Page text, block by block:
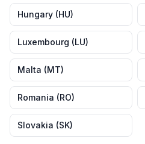
Hungary (HU)
Luxembourg (LU)
Malta (MT)
Romania (RO)
Slovakia (SK)